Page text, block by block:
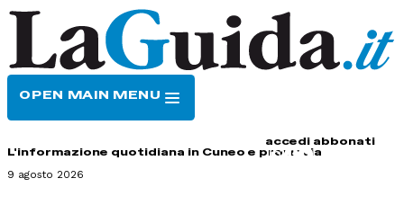
OPEN MAIN MENU
accedi abbonati
L'informazione quotidiana in Cuneo e provincia
9 agosto 2026